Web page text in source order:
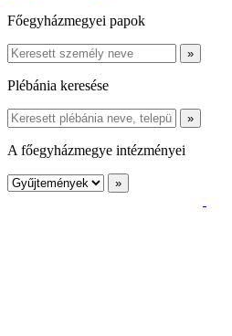
Főegyházmegyei papok
Plébánia keresése
A főegyházmegye intézményei